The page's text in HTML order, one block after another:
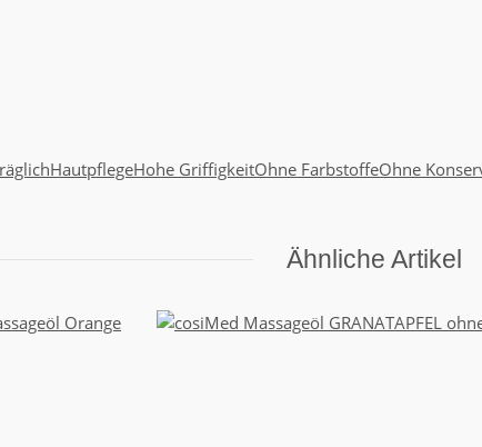
HautpflegeHohe GriffigkeitOhne FarbstoffeOhne
Ähnliche Artikel